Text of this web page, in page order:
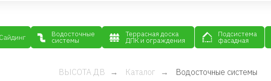
системы ДПК и ограждения фасадная
ВЫСОТА ДВ → Каталог → Водосточные системы